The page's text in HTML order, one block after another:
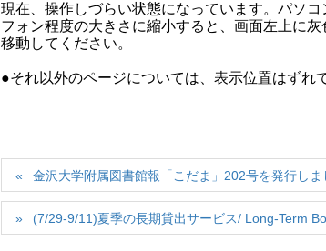
現在、操作しづらい状態になっています。パソ
フォン程度の大きさに縮小すると、画面左上に
移動してください。
●それ以外のページについては、表示位置はずれ
金沢大学附属図書館報「こだま」202号を発行しま
(7/29-9/11)夏季の長期貸出サービス/ Long-Term